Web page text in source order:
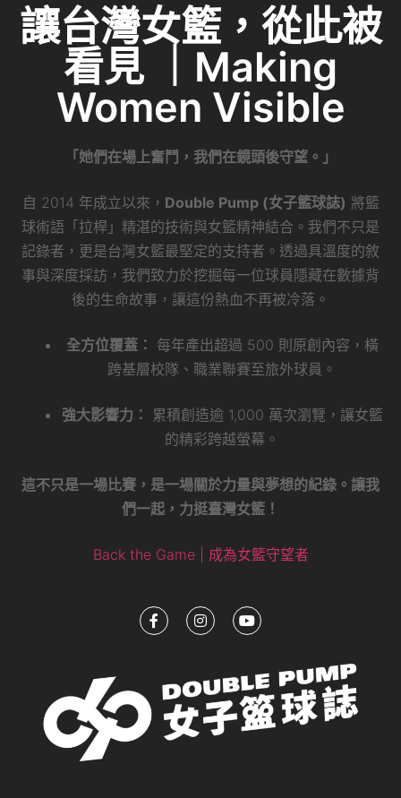
讓台灣女籃，從此被
看見 ｜Making
Women Visible
「她們在場上奮鬥，我們在鏡頭後守望。」
自 2014 年成立以來， Double Pump (女子籃球誌) 將籃
球術語「拉桿」精湛的技術與女籃精神結合。我們不只是
記錄者，更是台灣女籃最堅定的支持者。透過具溫度的敘
事與深度採訪，我們致力於挖掘每一位球員隱藏在數據背
後的生命故事，讓這份熱血不再被冷落。
全方位覆蓋： 每年產出超過 500 則原創內容，橫
跨基層校隊、職業聯賽至旅外球員。
強大影響力：
累積創造逾 1,000 萬次瀏覽，讓女籃
的精彩跨越螢幕。
這不只是一場比賽，是一場關於力量與夢想的紀錄。讓我
們一起，力挺臺灣女籃！
Back the Game | 成為女籃守望者